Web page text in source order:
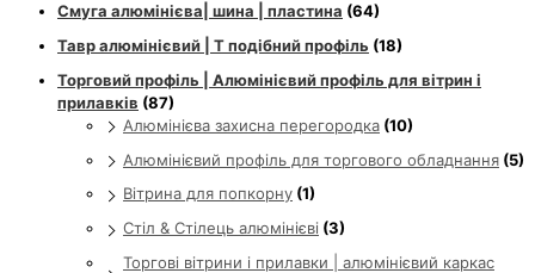
Смуга алюмінієва| шина | пластина (64)
Тавр алюмінієвий | Т подібний профіль (18)
Торговий профіль | Алюмінієвий профіль для вітрин і
прилавків (87)
Алюмінієва захисна перегородка (10)
Алюмінієвий профіль для торгового обладнання (5)
Вітрина для попкорну (1)
Стіл & Стілець алюмінієві (3)
Торгові вітрини і прилавки | алюмінієвий каркас